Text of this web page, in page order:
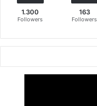
1.300
Followers
163
Followers